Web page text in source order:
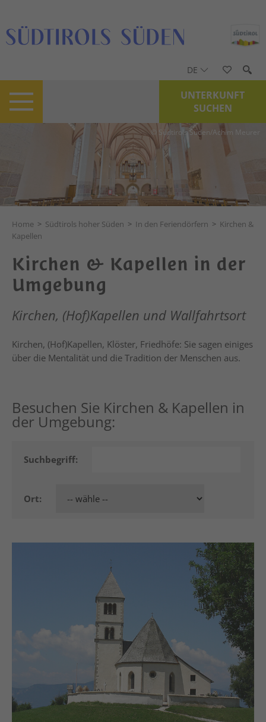
DE
UNTERKUNFT
SUCHEN
© Südtirols Süden/Achim Meurer
Home > Südtirols hoher Süden > In den Feriendörfern > Kirchen &
Kapellen
Kirchen & Kapellen in der
Umgebung
Kirchen, (Hof)Kapellen und Wallfahrtsort
Kirchen, (Hof)Kapellen, Klöster, Friedhöfe: Sie sagen einiges
über die Mentalität und die Tradition der Menschen aus.
Besuchen Sie Kirchen & Kapellen in
der Umgebung:
Suchbegriff:
Ort: